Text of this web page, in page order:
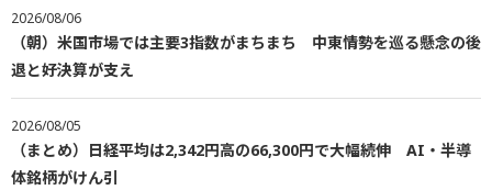
2026/08/06
（朝）米国市場では主要3指数がまちまち 中東情勢を巡る懸念の後
退と好決算が支え
2026/08/05
（まとめ）日経平均は2,342円高の66,300円で大幅続伸 AI・半導
体銘柄がけん引